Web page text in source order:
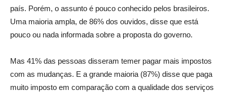
país. Porém, o assunto é pouco conhecido pelos brasileiros.
Uma maioria ampla, de 86% dos ouvidos, disse que está
pouco ou nada informada sobre a proposta do governo.
Mas 41% das pessoas disseram temer pagar mais impostos
com as mudanças. E a grande maioria (87%) disse que paga
muito imposto em comparação com a qualidade dos serviços